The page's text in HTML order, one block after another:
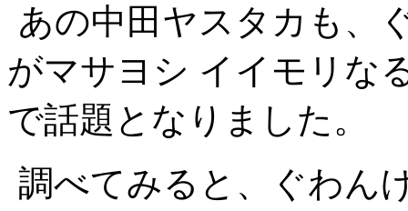
あの中田ヤスタカも、
がマサヨシ イイモリな
で話題となりました。
調べてみると、ぐわん